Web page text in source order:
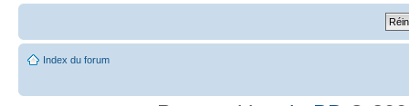
Index du forum